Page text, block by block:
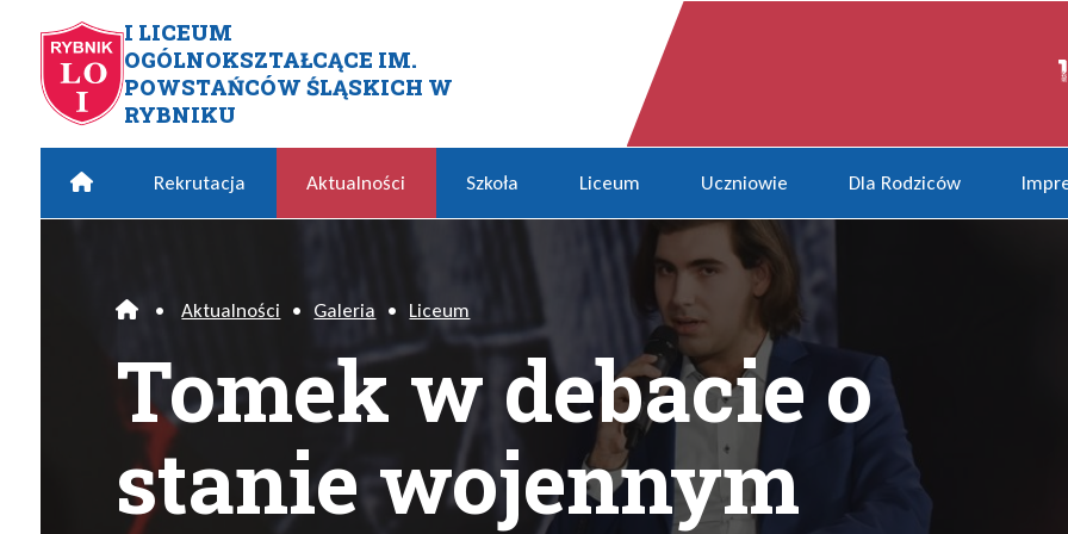
Przejdź do menu głównego
Przejdź do menu dodatkowego
Przejdź do treści
Mapa serwisu
I LICEUM
OGÓLNOKSZTAŁCĄCE IM.
POWSTAŃCÓW ŚLĄSKICH W
RYBNIKU
Tomek w debacie o stanie wojennym
Home Rekrutacja Aktualności Szkoła Liceum Uczniowie Dla Rodziców
Home
• Aktualności • Galeria • Liceum
Tomek w debacie o
stanie wojennym